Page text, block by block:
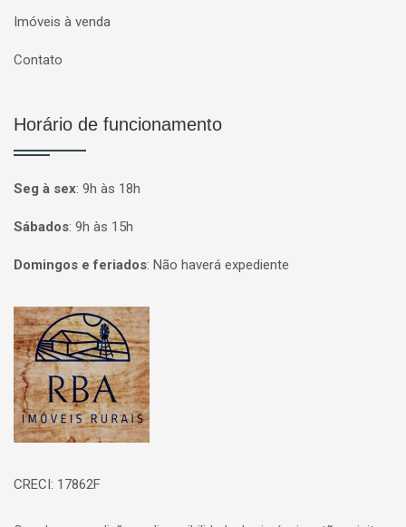
Imóveis à venda
Contato
Horário de funcionamento
Seg à sex: 9h às 18h
Sábados: 9h às 15h
Domingos e feriados: Não haverá expediente
Página inicial
CRECI: 17862F